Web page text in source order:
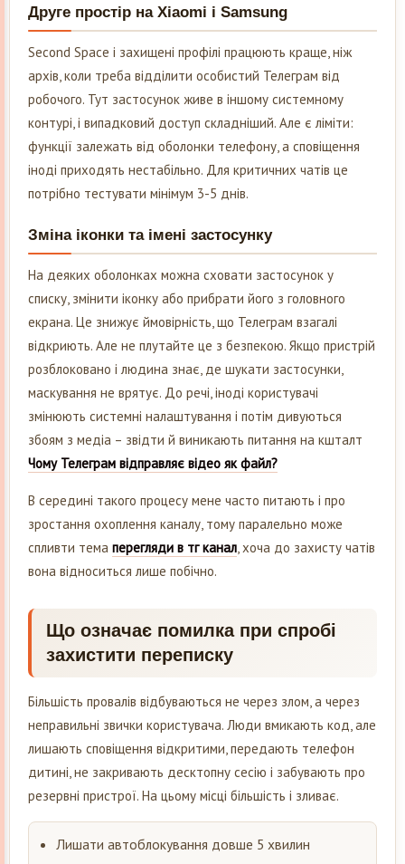
Друге простір на Xiaomi і Samsung
Second Space і захищені профілі працюють краще, ніж
архів, коли треба відділити особистий Телеграм від
робочого. Тут застосунок живе в іншому системному
контурі, і випадковий доступ складніший. Але є ліміти:
функції залежать від оболонки телефону, а сповіщення
іноді приходять нестабільно. Для критичних чатів це
потрібно тестувати мінімум 3-5 днів.
Зміна іконки та імені застосунку
На деяких оболонках можна сховати застосунок у
списку, змінити іконку або прибрати його з головного
екрана. Це знижує ймовірність, що Телеграм взагалі
відкриють. Але не плутайте це з безпекою. Якщо пристрій
розблоковано і людина знає, де шукати застосунки,
маскування не врятує. До речі, іноді користувачі
змінюють системні налаштування і потім дивуються
збоям з медіа – звідти й виникають питання на кшталт
Чому Телеграм відправляє відео як файл?
В середині такого процесу мене часто питають і про
зростання охоплення каналу, тому паралельно може
спливти тема перегляди в тг канал, хоча до захисту чатів
вона відноситься лише побічно.
Що означає помилка при спробі
захистити переписку
Більшість провалів відбуваються не через злом, а через
неправильні звички користувача. Люди вмикають код, але
лишають сповіщення відкритими, передають телефон
дитині, не закривають десктопну сесію і забувають про
резервні пристрої. На цьому місці більшість і зливає.
Лишати автоблокування довше 5 хвилин